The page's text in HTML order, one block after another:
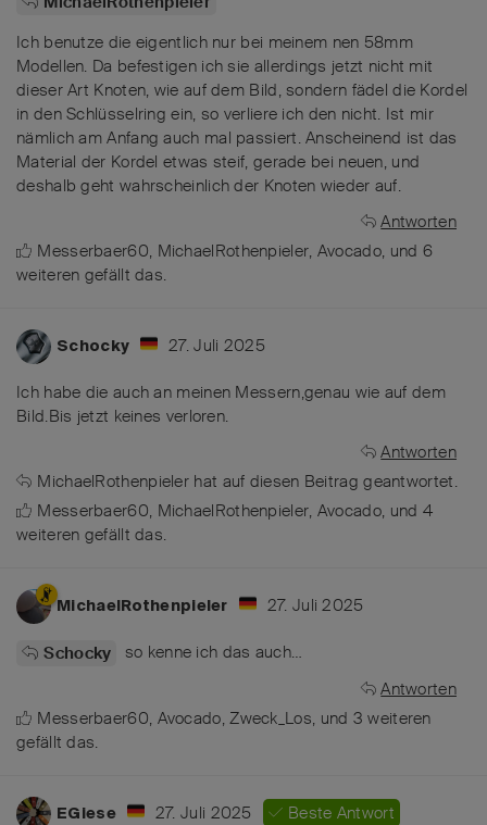
Ich benutze die eigentlich nur bei meinem nen 58mm
Modellen. Da befestigen ich sie allerdings jetzt nicht mit
dieser Art Knoten, wie auf dem Bild, sondern fädel die Kordel
in den Schlüsselring ein, so verliere ich den nicht. Ist mir
nämlich am Anfang auch mal passiert. Anscheinend ist das
Material der Kordel etwas steif, gerade bei neuen, und
deshalb geht wahrscheinlich der Knoten wieder auf.
Antworten
Messerbaer60, MichaelRothenpieler, Avocado, und 6
weiteren gefällt das.
Schocky 27. Juli 2025
Ich habe die auch an meinen Messern,genau wie auf dem
Bild.Bis jetzt keines verloren.
Antworten
MichaelRothenpieler hat auf diesen Beitrag geantwortet.
Messerbaer60, MichaelRothenpieler, Avocado, und 4
weiteren gefällt das.
MichaelRothenpieler 27. Juli 2025
Schocky
so kenne ich das auch…
Antworten
Messerbaer60, Avocado,Zweck_Los, und 3 weiteren
gefällt das.
EGiese 27. Juli 2025 Beste Antwort